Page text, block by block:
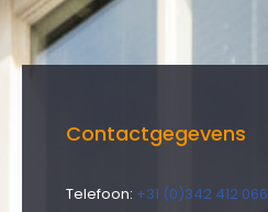
Contactgegevens
Telefoon: +31 (0)342 412 066